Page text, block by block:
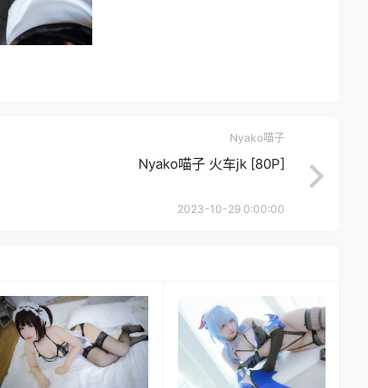
Nyako喵子
Nyako喵子 火车jk [80P]
2023-10-29 0:00:00